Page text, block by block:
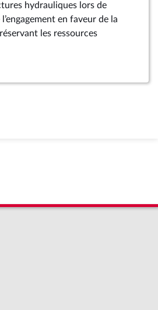
hydrauliques lors de
en faveur de la
les ressources